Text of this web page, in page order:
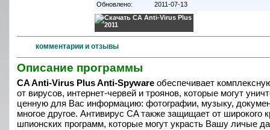
Обновлено:
2011-07-13
комментарии и отзывы
Описание программы
CA Anti-Virus Plus Anti-Spyware обеспечивает
от вирусов, интернет-червей и троянов, которые могут
ценную для Вас информацию: фотографии, музыку,
многое другое. Антивирус CA также защищает от широкого
шпионских программ, которые могут украсть Вашу личые